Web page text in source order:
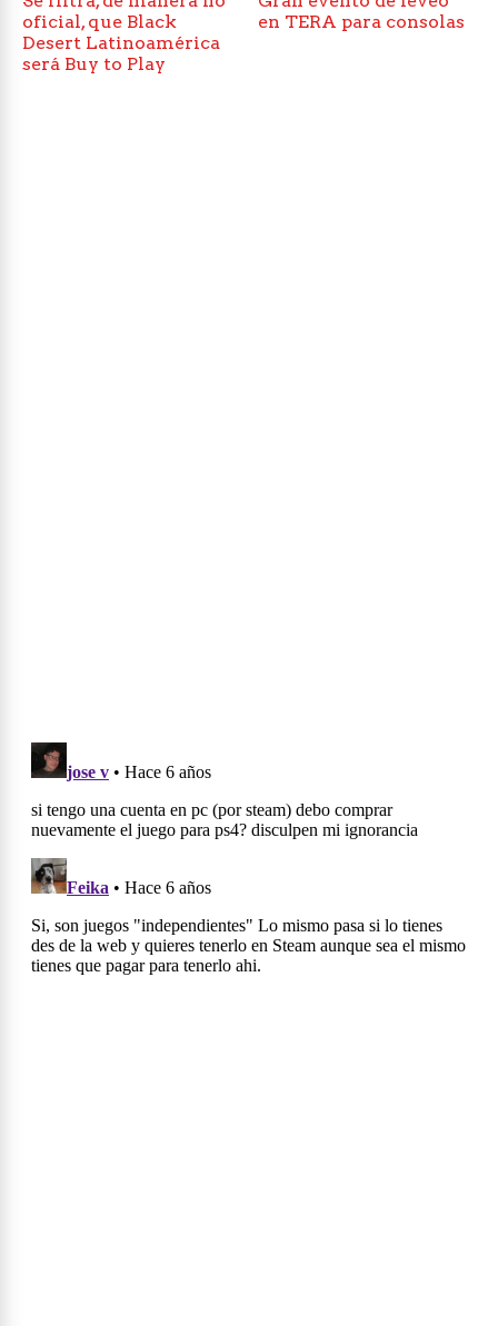
oficial, que Black
Desert Latinoamérica
será Buy to Play
en TERA para consolas